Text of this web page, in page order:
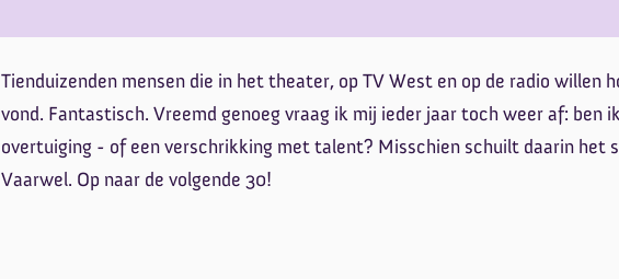
Tienduizenden mensen die in het theater, op TV West en op de radio willen
vond. Fantastisch. Vreemd genoeg vraag ik mij ieder jaar toch weer af: ben
overtuiging - of een verschrikking met talent? Misschien schuilt daarin het
Vaarwel. Op naar de volgende 30!